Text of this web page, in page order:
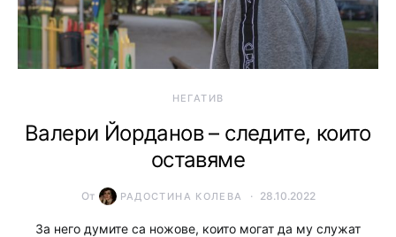
НЕГАТИВ
Валери Йорданов – следите, които
оставяме
От РАДОСТИНА КОЛЕВА 28.10.2022
За него думите са ножове, които могат да му служат